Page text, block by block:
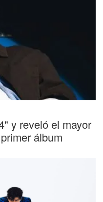
y reveló el mayor
álbum